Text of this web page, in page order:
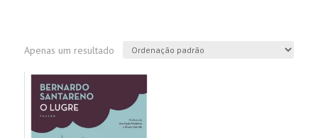
Apenas um resultado